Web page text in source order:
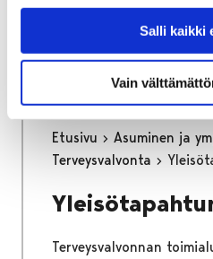
Salli kaikki
Vain
Etusivu
Asuminen ja
Terveysvalvonta
Terveysvalvonnan